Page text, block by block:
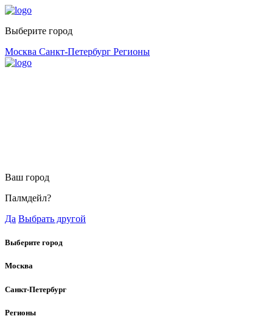
Выберите город
Москва Санкт-Петербург Регионы
Ваш город
Палмдейл?
Да Выбрать другой
Выберите город
Москва
Санкт-Петербург
Регионы